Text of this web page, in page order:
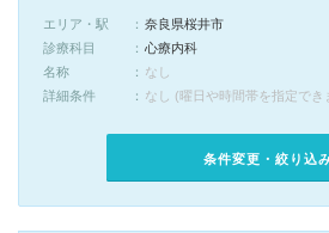
エリア・駅
奈良県桜井市
診療科目
心療内科
名称
なし
詳細条件
なし (曜日や時間帯を指定でき
条件変更・絞り込